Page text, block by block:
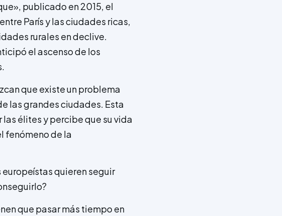
publicado en 2015, el
París y las ciudades ricas,
rurales en declive.
el ascenso de los
que existe un problema
las grandes ciudades. Esta
élites y percibe que su vida
fenómeno de la
quieren seguir
que pasar más tiempo en